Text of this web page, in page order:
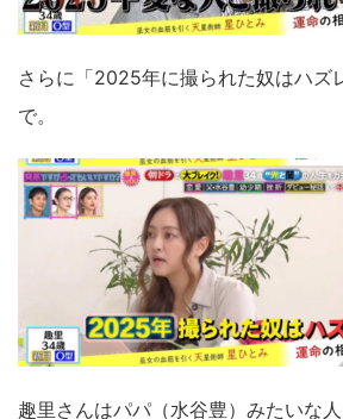
さらに「2025年に撮られた奴はハズ
で。
趣里さんはパパ（水谷豊）みたいな